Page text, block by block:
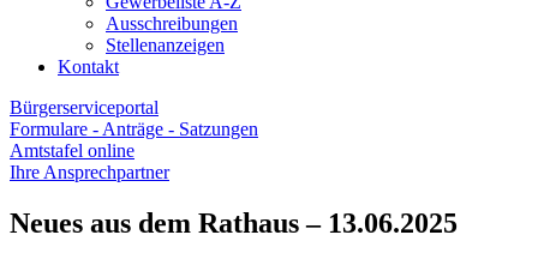
Ausschreibungen
Stellenanzeigen
Kontakt
Bürgerserviceportal
Formulare - Anträge - Satzungen
Amtstafel online
Ihre Ansprechpartner
Neues aus dem Rathaus – 13.06.2025